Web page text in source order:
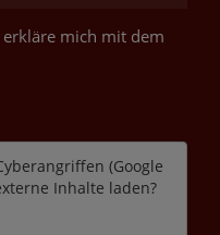
mich mit dem
(Google
Inhalte laden?